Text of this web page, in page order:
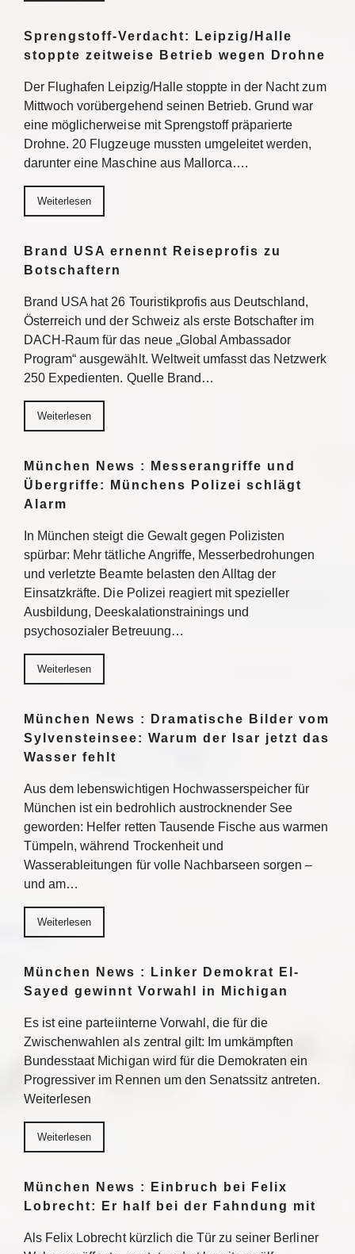
Sprengstoff-Verdacht: Leipzig/Halle
stoppte zeitweise Betrieb wegen Drohne
Der Flughafen Leipzig/Halle stoppte in der Nacht zum
Mittwoch vorübergehend seinen Betrieb. Grund war
eine möglicherweise mit Sprengstoff präparierte
Drohne. 20 Flugzeuge mussten umgeleitet werden,
darunter eine Maschine aus Mallorca….
Weiterlesen
Brand USA ernennt Reiseprofis zu
Botschaftern
Brand USA hat 26 Touristikprofis aus Deutschland,
Österreich und der Schweiz als erste Botschafter im
DACH-Raum für das neue „Global Ambassador
Program“ ausgewählt. Weltweit umfasst das Netzwerk
250 Expedienten. Quelle Brand…
Weiterlesen
München News : Messerangriffe und
Übergriffe: Münchens Polizei schlägt
Alarm
In München steigt die Gewalt gegen Polizisten
spürbar: Mehr tätliche Angriffe, Messerbedrohungen
und verletzte Beamte belasten den Alltag der
Einsatzkräfte. Die Polizei reagiert mit spezieller
Ausbildung, Deeskalationstrainings und
psychosozialer Betreuung…
Weiterlesen
München News : Dramatische Bilder vom
Sylvensteinsee: Warum der Isar jetzt das
Wasser fehlt
Aus dem lebenswichtigen Hochwasserspeicher für
München ist ein bedrohlich austrocknender See
geworden: Helfer retten Tausende Fische aus warmen
Tümpeln, während Trockenheit und
Wasserableitungen für volle Nachbarseen sorgen –
und am…
Weiterlesen
München News : Linker Demokrat El-
Sayed gewinnt Vorwahl in Michigan
Es ist eine parteiinterne Vorwahl, die für die
Zwischenwahlen als zentral gilt: Im umkämpften
Bundesstaat Michigan wird für die Demokraten ein
Progressiver im Rennen um den Senatssitz antreten.
Weiterlesen
Weiterlesen
München News : Einbruch bei Felix
Lobrecht: Er half bei der Fahndung mit
Als Felix Lobrecht kürzlich die Tür zu seiner Berliner